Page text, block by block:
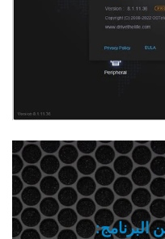
البرنامج: